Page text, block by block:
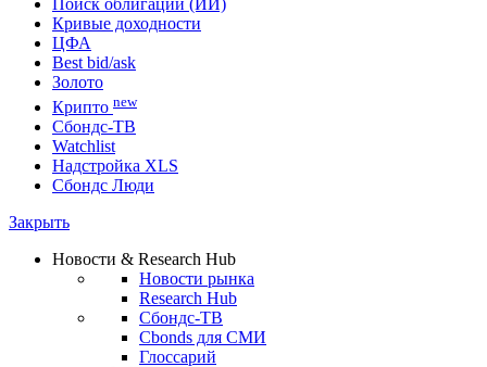
Поиск облигаций (ИИ)
Кривые доходности
ЦФА
Best bid/ask
Золото
Крипто new
Сбондс-ТВ
Watchlist
Надстройка XLS
Сбондс Люди
Закрыть
Новости & Research Hub
Новости рынка
Research Hub
Сбондс-ТВ
Cbonds для СМИ
Глоссарий